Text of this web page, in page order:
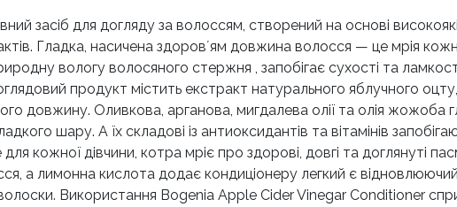
засіб для догляду за волоссям, створений на основі
Гладка, насичена здоровʼям довжина волосся — це мрія
вологу волосяного стержня , запобігає сухості та
продукт містить екстракт натурального яблучного
довжину. Оливкова, арганова, мигдалева олії та олія жожоба
шару. А їх складові із антиоксидантів та вітамінів
для кожної дівчини, котра мріє про здорові, довгі та доглянуті
а лимонна кислота додає кондиціонеру легкий є
Використання Bogenia Apple Cider Vinegar Conditioner